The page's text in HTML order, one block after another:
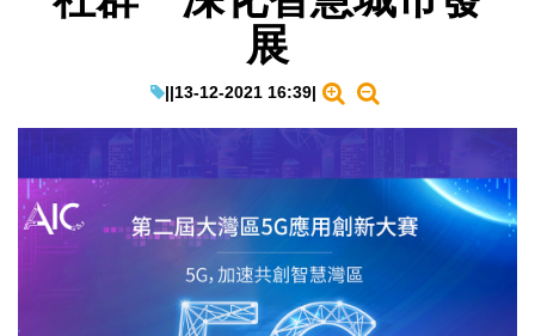
EduTech
IT Times
生成式AI與雲端應用
Enterprise Digital Transformation
展
||13-12-2021 16:39|